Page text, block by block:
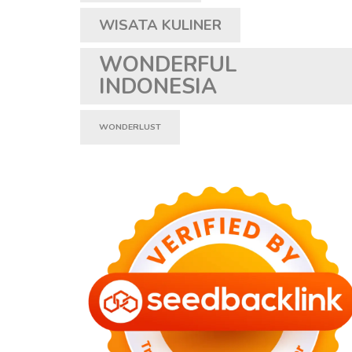
WISATA KULINER
WONDERFUL
INDONESIA
WONDERLUST